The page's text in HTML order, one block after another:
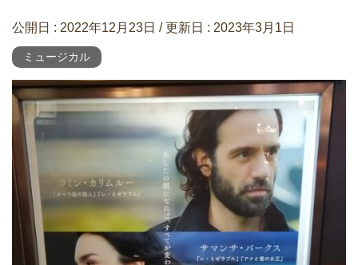
公開日 : 2022年12月23日 / 更新日 : 2023年3月1日
ミュージカル